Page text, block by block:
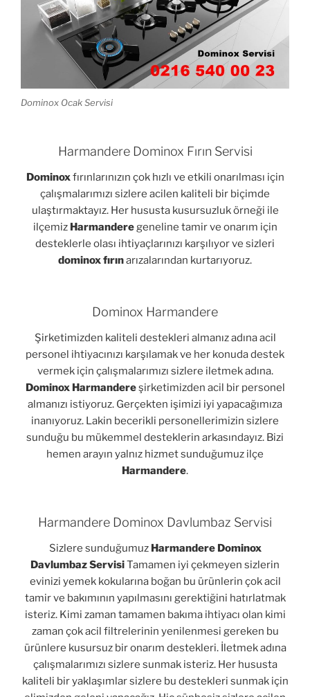
Dominox Ocak Servisi
Harmandere Dominox Fırın Servisi
Dominoxfırınlarınızın çok hızlı ve etkili onarılması için
çalışmalarımızı sizlere acilen kaliteli bir biçimde
ulaştırmaktayız. Her hususta kusursuzluk örneği ile
ilçemiz Harmanderegeneline tamir ve onarım için
desteklerle olası ihtiyaçlarınızı karşılıyor ve sizleri
dominox fırınarızalarından kurtarıyoruz.
Dominox Harmandere
Şirketimizden kaliteli destekleri almanız adına acil
personel ihtiyacınızı karşılamak ve her konuda destek
vermek için çalışmalarımızı sizlere iletmek adına.
Dominox Harmandereşirketimizden acil bir personel
almanızı istiyoruz. Gerçekten işimizi iyi yapacağımıza
inanıyoruz. Lakin becerikli personellerimizin sizlere
sunduğu bu mükemmel desteklerin arkasındayız. Bizi
hemen arayın yalnız hizmet sunduğumuz ilçe
Harmandere.
Harmandere Dominox Davlumbaz Servisi
Sizlere sunduğumuz Harmandere Dominox
Davlumbaz ServisiTamamen iyi çekmeyen sizlerin
evinizi yemek kokularına boğan bu ürünlerin çok acil
tamir ve bakımının yapılmasını gerektiğini hatırlatmak
isteriz. Kimi zaman tamamen bakıma ihtiyacı olan kimi
zaman çok acil filtrelerinin yenilenmesi gereken bu
ürünlere kusursuz bir onarım destekleri. İletmek adına
çalışmalarımızı sizlere sunmak isteriz. Her hususta
kaliteli bir yaklaşımlar sizlere bu destekleri sunmak için